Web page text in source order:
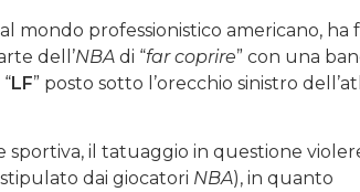
mondo professionistico americano, ha
dell’NBA di “far coprire” con una
“LF” posto sotto l’orecchio sinistro
sportiva, il tatuaggio in questione
dai giocatori NBA), in quanto